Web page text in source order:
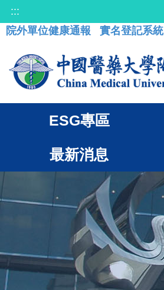
:::
院外單位健康通報
實名登記系統
ESG專區
最新消息